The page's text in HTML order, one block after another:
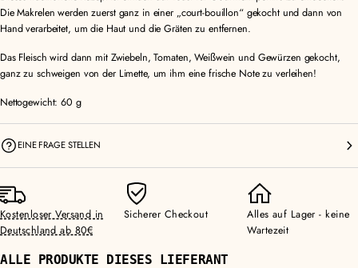
Die Makrelen werden zuerst ganz in einer „court-bouillon“ gekocht und dann von
Hand verarbeitet, um die Haut und die Gräten zu entfernen.
Das Fleisch wird dann mit Zwiebeln, Tomaten, Weißwein und Gewürzen gekocht,
ganz zu schweigen von der Limette, um ihm eine frische Note zu verleihen!
Nettogewicht: 60 g
EINE FRAGE STELLEN
Kostenloser Versand in
Deutschland ab 80€
Sicherer Checkout
Alles auf Lager - keine
Wartezeit
ALLE PRODUKTE DIESES LIEFERANT